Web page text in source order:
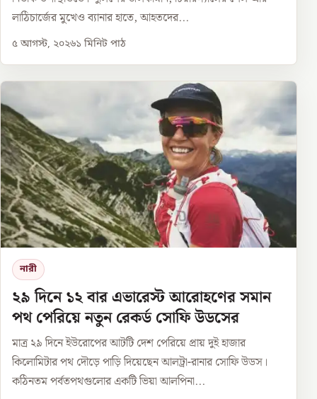
লাঠিচার্জের মুখেও ব্যানার হাতে, আহতদের...
৫ আগস্ট, ২০২৬১ মিনিট পাঠ
নারী
২৯ দিনে ১২ বার এভারেস্ট আরোহণের সমান
পথ পেরিয়ে নতুন রেকর্ড সোফি উডসের
মাত্র ২৯ দিনে ইউরোপের আটটি দেশ পেরিয়ে প্রায় দুই হাজার
কিলোমিটার পথ দৌড়ে পাড়ি দিয়েছেন আলট্রা-রানার সোফি উডস।
কঠিনতম পর্বতপথগুলোর একটি ভিয়া আলপিনা...